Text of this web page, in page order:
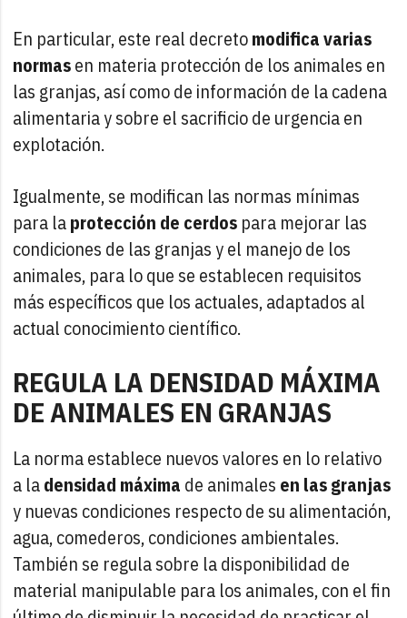
En particular, este real decretomodifica varias
normasen materia protección de los animales en
las granjas, así como de información de la cadena
alimentaria y sobre el sacrificio de urgencia en
explotación.
Igualmente, se modifican las normas mínimas
para laprotección de cerdos para mejorar las
condiciones de las granjas y el manejo de los
animales, para lo que se establecen requisitos
más específicos que los actuales, adaptados al
actual conocimiento científico.
REGULA LA DENSIDAD MÁXIMA
DE ANIMALES EN GRANJAS
La norma establece nuevos valores en lo relativo
a ladensidad máxima de animales en las granjas
y nuevas condiciones respecto de su alimentación,
agua, comederos, condiciones ambientales.
También se regula sobre la disponibilidad de
material manipulable para los animales, con el fin